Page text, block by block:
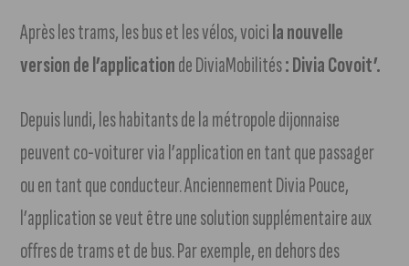
Après les trams, les bus et les vélos, voicila nouvelle
version de l’applicationde DiviaMobilités: Divia Covoit’.
Depuis lundi, les habitants de la métropole dijonnaise
peuvent co-voiturer via l’application en tant que passager
ou en tant que conducteur. Anciennement Divia Pouce,
l’application se veut être une solution supplémentaire aux
offres de trams et de bus. Par exemple, en dehors des